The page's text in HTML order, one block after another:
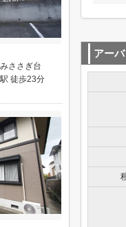
アー
ささぎ台
徒歩23分